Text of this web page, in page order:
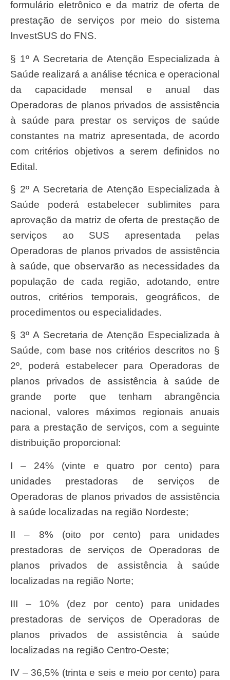
formulário eletrônico e da matriz de oferta de
prestação de serviços por meio do sistema
InvestSUS do FNS.
§ 1º A Secretaria de Atenção Especializada à
Saúde realizará a análise técnica e operacional
da capacidade mensal e anual das
Operadoras de planos privados de assistência
à saúde para prestar os serviços de saúde
constantes na matriz apresentada, de acordo
com critérios objetivos a serem definidos no
Edital.
§ 2º A Secretaria de Atenção Especializada à
Saúde poderá estabelecer sublimites para
aprovação da matriz de oferta de prestação de
serviços ao SUS apresentada pelas
Operadoras de planos privados de assistência
à saúde, que observarão as necessidades da
população de cada região, adotando, entre
outros, critérios temporais, geográficos, de
procedimentos ou especialidades.
§ 3º A Secretaria de Atenção Especializada à
Saúde, com base nos critérios descritos no §
2º, poderá estabelecer para Operadoras de
planos privados de assistência à saúde de
grande porte que tenham abrangência
nacional, valores máximos regionais anuais
para a prestação de serviços, com a seguinte
distribuição proporcional:
I – 24% (vinte e quatro por cento) para
unidades prestadoras de serviços de
Operadoras de planos privados de assistência
à saúde localizadas na região Nordeste;
II – 8% (oito por cento) para unidades
prestadoras de serviços de Operadoras de
planos privados de assistência à saúde
localizadas na região Norte;
III – 10% (dez por cento) para unidades
prestadoras de serviços de Operadoras de
planos privados de assistência à saúde
localizadas na região Centro-Oeste;
IV – 36,5% (trinta e seis e meio por cento) para